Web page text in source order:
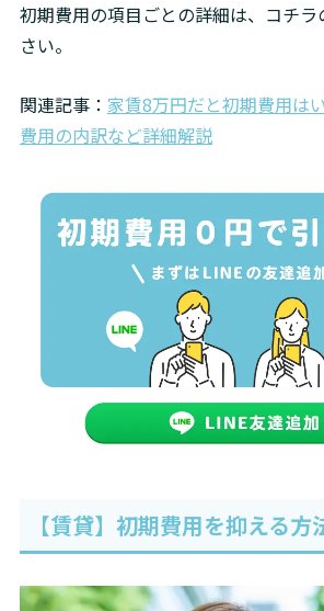
初期費用の項目ごとの詳細は、コチ
さい。
関連記事： 家賃8万円だと初期費用は
費用の内訳など詳細解説
【賃貸】初期費用を抑える方